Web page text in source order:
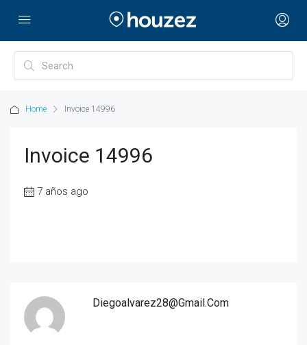
Home Invoice 14996
Invoice 14996
7 años ago
Diegoalvarez28@gmail.com